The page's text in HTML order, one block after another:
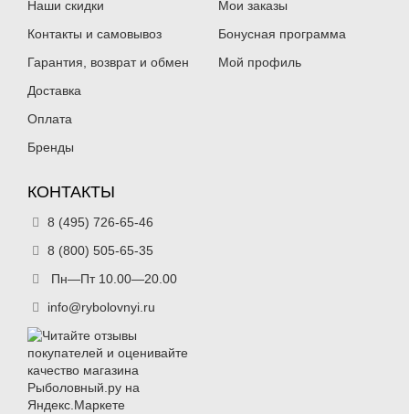
Наши скидки
Контакты и самовывоз
Гарантия, возврат и обмен
Доставка
Оплата
Бренды
Мои заказы
Бонусная программа
Мой профиль
КОНТАКТЫ
8 (495) 726-65-46
8 (800) 505-65-35
Пн—Пт 10.00—20.00
info@rybolovnyi.ru